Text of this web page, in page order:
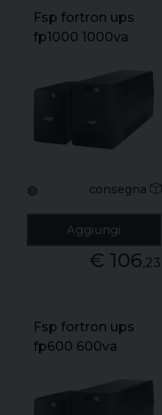
Fsp fortron ups
fp1000 1000va
2x2v/7ah.
4xschuko
🟢 consegna
Aggiungi
€ 106,23
Fsp fortron ups
fp600 600va